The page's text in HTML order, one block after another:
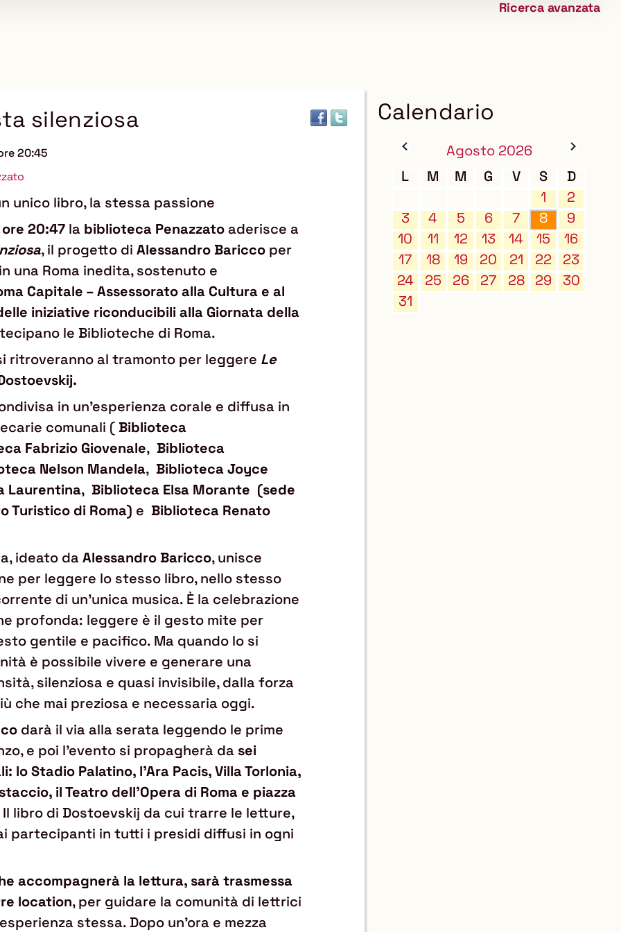
Ricerca avanzata
silenziosa
20:45
unico libro, la stessa passione
20:47 la biblioteca Penazzato aderisce a
, il progetto diAlessandro Baricco per
una Roma inedita, sostenuto e
Capitale – Assessorato alla Cultura e al
iniziative riconducibili alla Giornata della
le Biblioteche di Roma.
ritroveranno al tramonto per leggere Le
in un'esperienza corale e diffusa in
comunali ( Biblioteca
Fabrizio Giovenale, Biblioteca
Nelson Mandela, Biblioteca Joyce
Laurentina, Biblioteca Elsa Morante (sede
Turistico di Roma) e Biblioteca Renato
ideato daAlessandro Baricco, unisce
per leggere lo stesso libro, nello stesso
di un’unica musica. È la celebrazione
profonda: leggere è il gesto mite per
gentile e pacifico. Ma quando lo si
è possibile vivere e generare una
silenziosa e quasi invisibile, dalla forza
che mai preziosa e necessaria oggi.
darà il via alla serata leggendo le prime
e poi l’evento si propagherà da sei
lo Stadio Palatino, l’Ara Pacis, Villa Torlonia,
il Teatro dell’Opera di Roma e piazza
Il libro di Dostoevskij da cui trarre le letture,
partecipanti in tutti i presidi diffusi in ogni
accompagnerà la lettura, sarà trasmessa
location, per guidare la comunità di lettrici
stessa. Dopo un’ora e mezza
Calendario
Agosto 2026
L
M M G V S
D
1
2
3
4 5 6 7 8
9
10
11 12 13 14 15
16
17
18 19 20 21 22
23
24
25 26 27 28 29
30
31